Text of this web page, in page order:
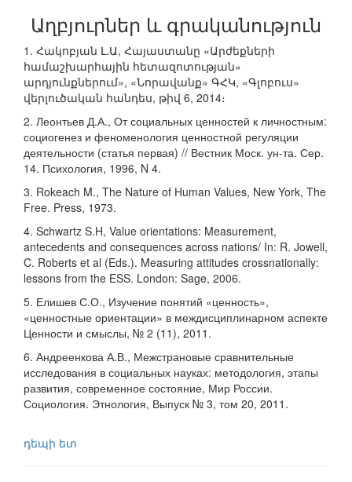
Աղբյուրներ և գրականություն
1. Հակոբյան Լ.Ա, Հայաստանը «Արժեքների
համաշխարհային հետազոտության»
արդյունքներում», «Նորավանք» ԳՀԿ, «Գլոբուս»
վերլուծական հանդես, թիվ 6, 2014։
2. Леонтьев Д.А., От социальных ценностей к личностным:
социогенез и феноменология ценностной регуляции
деятельности (статья первая) // Вестник Моск. ун-та. Сер.
14. Психология, 1996, N 4.
3. Rokeach M., The Nature of Human Values, New York, The
Free. Press, 1973.
4. Schwartz S.H, Value orientations: Measurement,
antecedents and consequences across nations/ In: R. Jowell,
C. Roberts et al (Eds.). Measuring attitudes crossnationally:
lessons from the ESS. London: Sage, 2006.
5. Елишев С.О., Изучение понятий «ценность»,
«ценностные ориентации» в междисциплинарном аспекте
Ценности и смыслы, № 2 (11), 2011.
6. Андреенкова А.В., Межстрановые сравнительные
исследования в социальных науках: методология, этапы
развития, современное состояние, Мир России.
Социология. Этнология, Выпуск № 3, том 20, 2011.
դեպի ետ